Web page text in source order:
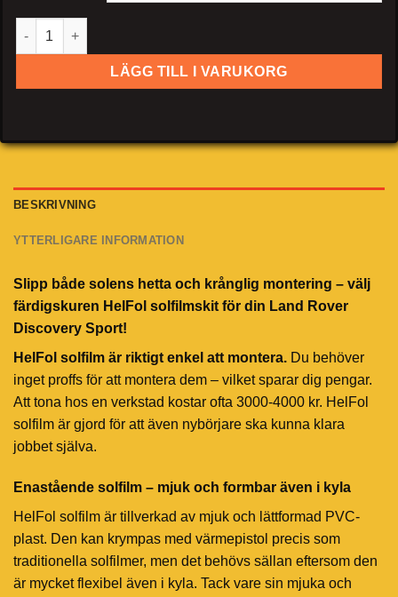
Land Rover Discovery Sport mängd
LÄGG TILL I VARUKORG
BESKRIVNING
YTTERLIGARE INFORMATION
Slipp både solens hetta och krånglig montering – välj
färdigskuren HelFol solfilmskit för din Land Rover
Discovery Sport!
HelFol solfilm är riktigt enkel att montera. Du behöver
inget proffs för att montera dem – vilket sparar dig pengar.
Att tona hos en verkstad kostar ofta 3000-4000 kr. HelFol
solfilm är gjord för att även nybörjare ska kunna klara
jobbet själva.
Enastående solfilm – mjuk och formbar även i kyla
HelFol solfilm är tillverkad av mjuk och lättformad PVC-
plast. Den kan krympas med värmepistol precis som
traditionella solfilmer, men det behövs sällan eftersom den
är mycket flexibel även i kyla. Tack vare sin mjuka och